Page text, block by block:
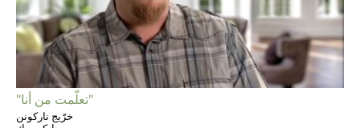
"تعلّمت من أنا"
خرّيج ناركونن